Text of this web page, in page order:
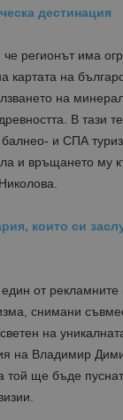
дестинация
регионът има
картата на
на
В тази
и СПА
и връщането му
които си
от рекламните
снимани
на
на Владимир
ще бъде